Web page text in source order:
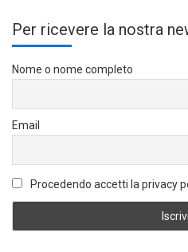
Per ricevere la nostra
Nome o nome completo
Email
Procedendo accetti la privacy